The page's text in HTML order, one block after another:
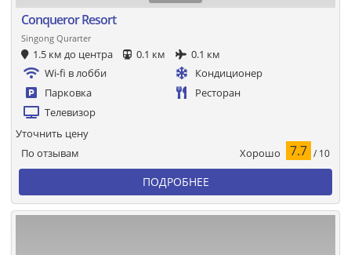
Conqueror Resort
Singong Qurarter
1.5 км до центра 0.1 км
0.1 км
Wi-fi в лобби
Кондиционер
Парковка
Ресторан
Телевизор
По отзывам Хорошо 7.7 / 10
Уточнить цену
ПОДРОБНЕЕ